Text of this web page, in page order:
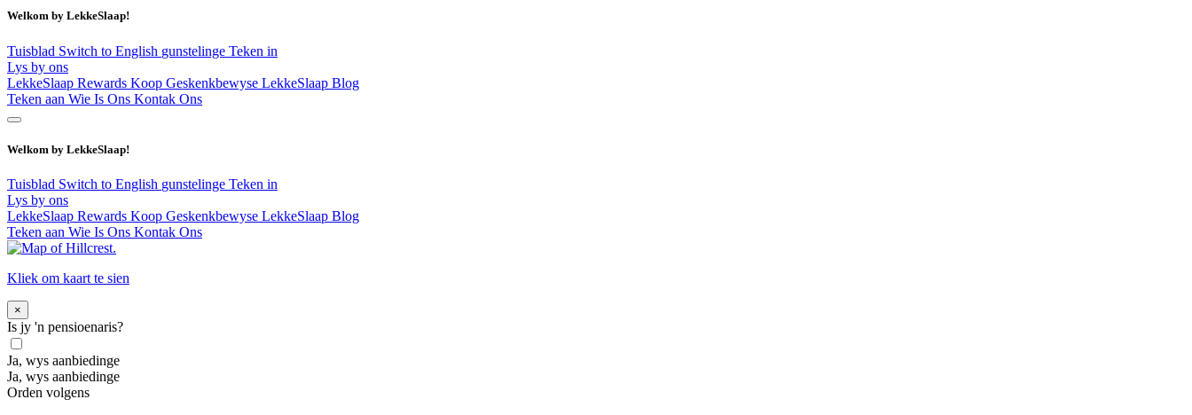
Welkom by LekkeSlaap!
Tuisblad Switch to English gunstelinge Teken in
Lys by ons
LekkeSlaap Rewards Koop Geskenkbewyse LekkeSlaap Blog
Teken aan Wie Is Ons Kontak Ons
Welkom by LekkeSlaap!
Tuisblad Switch to English gunstelinge Teken in
Lys by ons
LekkeSlaap Rewards Koop Geskenkbewyse LekkeSlaap Blog
Teken aan Wie Is Ons Kontak Ons
Kliek om kaart te sien
×
Is jy 'n pensioenaris?
Ja, wys aanbiedinge
Ja, wys aanbiedinge
Orden volgens